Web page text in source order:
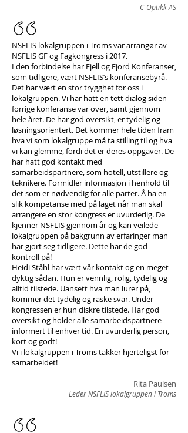
C-Optikk AS
NSFLIS lokalgruppen i Troms var arrangør av
NSFLIS GF og Fagkongress i 2017.
I den forbindelse har Fjell og Fjord Konferanser,
som tidligere, vært NSFLIS’s konferansebyrå.
Det har vært en stor trygghet for oss i
lokalgruppen. Vi har hatt en tett dialog siden
forrige konferanse var over, samt gjennom
hele året. De har god oversikt, er tydelig og
løsningsorientert. Det kommer hele tiden fram
hva vi som lokalgruppe må ta stilling til og hva
vi kan glemme, fordi det er deres oppgaver. De
har hatt god kontakt med
samarbeidspartnere, som hotell, utstillere og
teknikere. Formidler informasjon i henhold til
det som er nødvendig for alle parter. Å ha en
slik kompetanse med på laget når man skal
arrangere en stor kongress er uvurderlig. De
kjenner NSFLIS gjennom år og kan veilede
lokalgruppen på bakgrunn av erfaringer man
har gjort seg tidligere. Dette har de god
kontroll på!
Heidi Ståhl har vært vår kontakt og en meget
dyktig sådan. Hun er vennlig, rolig, tydelig og
alltid tilstede. Uansett hva man lurer på,
kommer det tydelig og raske svar. Under
kongressen er hun diskre tilstede. Har god
oversikt og holder alle samarbeidspartnere
informert til enhver tid. En uvurderlig person,
kort og godt!
Vi i lokalgruppen i Troms takker hjerteligst for
samarbeidet!
Rita Paulsen
Leder NSFLIS lokalgruppen i Troms